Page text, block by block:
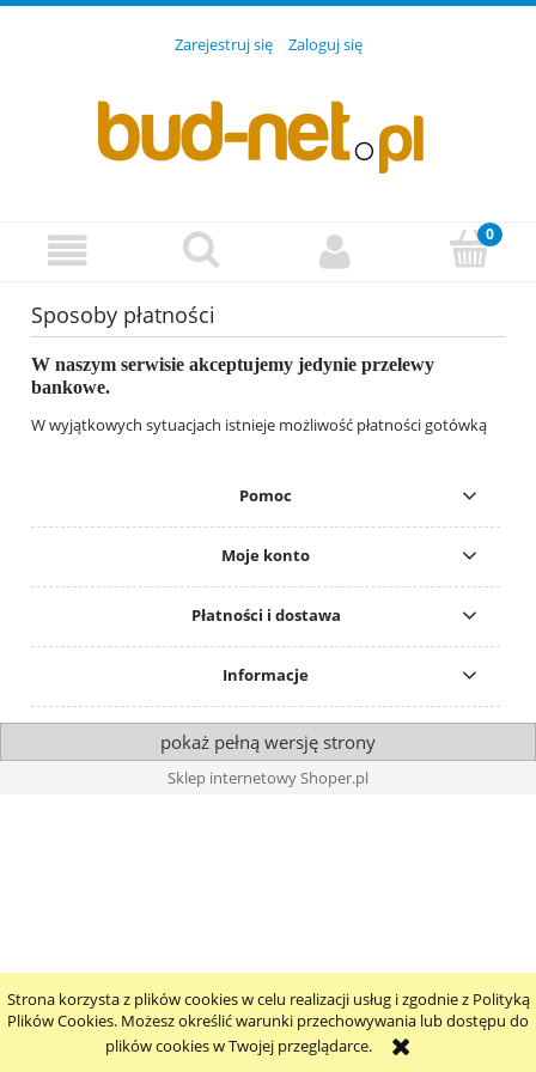
Strona korzysta z plików cookies w celu realizacji usług i zgodnie z Polityką
Plików Cookies. Możesz określić warunki przechowywania lub dostępu do
plików cookies w Twojej przeglądarce.
Zarejestruj się Zaloguj się
Sposoby płatności
W naszym serwisie akceptujemy jedynie przelewy
bankowe.
W wyjątkowych sytuacjach istnieje możliwość płatności gotówką
Pomoc
Moje konto
Płatności i dostawa
Informacje
pokaż pełną wersję strony
Sklep internetowy Shoper.pl